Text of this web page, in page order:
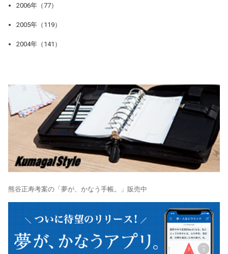
2006年（77）
2005年（119）
2004年（141）
熊谷正寿考案の「夢が、かなう手帳。」販売中